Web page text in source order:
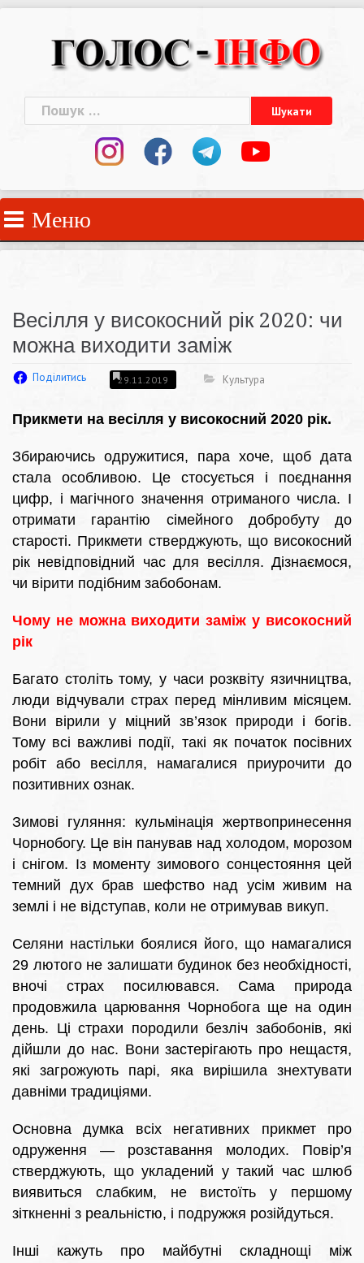
Пошук:
Меню
Весілля у високосний рік 2020: чи
можна виходити заміж
Поділитись 29.11.2019 Культура
Прикмети на весілля у високосний 2020 рік.
Збираючись одружитися, пара хоче, щоб дата
стала особливою. Це стосується і поєднання
цифр, і магічного значення отриманого числа. І
отримати гарантію сімейного добробуту до
старості. Прикмети стверджують, що високосний
рік невідповідний час для весілля. Дізнаємося,
чи вірити подібним забобонам.
Чому не можна виходити заміж у високосний
рік
Багато століть тому, у часи розквіту язичництва,
люди відчували страх перед мінливим місяцем.
Вони вірили у міцний зв’язок природи і богів.
Тому всі важливі події, такі як початок посівних
робіт або весілля, намагалися приурочити до
позитивних ознак.
Зимові гуляння: кульмінація жертвопринесення
Чорнобогу. Це він панував над холодом, морозом
і снігом. Із моменту зимового сонцестояння цей
темний дух брав шефство над усім живим на
землі і не відступав, коли не отримував викуп.
Селяни настільки боялися його, що намагалися
29 лютого не залишати будинок без необхідності,
вночі страх посилювався. Сама природа
продовжила царювання Чорнобога ще на один
день. Ці страхи породили безліч забобонів, які
дійшли до нас. Вони застерігають про нещастя,
які загрожують парі, яка вирішила знехтувати
давніми традиціями.
Основна думка всіх негативних прикмет про
одруження — розставання молодих. Повір’я
стверджують, що укладений у такий час шлюб
виявиться слабким, не вистоїть у першому
зіткненні з реальністю, і подружжя розійдуться.
Інші кажуть про майбутні складнощі між